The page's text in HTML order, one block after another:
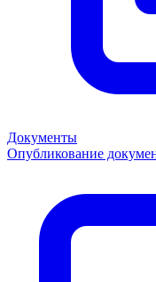
Документы
Опубликование